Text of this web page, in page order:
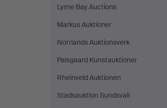
Lyme Bay Auctions
Markus Auktioner
Norrlands Auktionsverk
Palsgaard Kunstauktioner
Rheinveld Auktionen
Stadsauktion Sundsvall